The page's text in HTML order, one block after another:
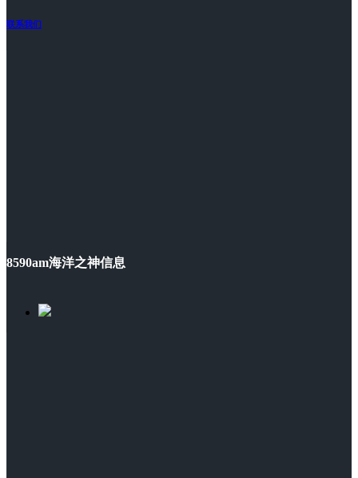
联系我们
8590am海洋之神信息